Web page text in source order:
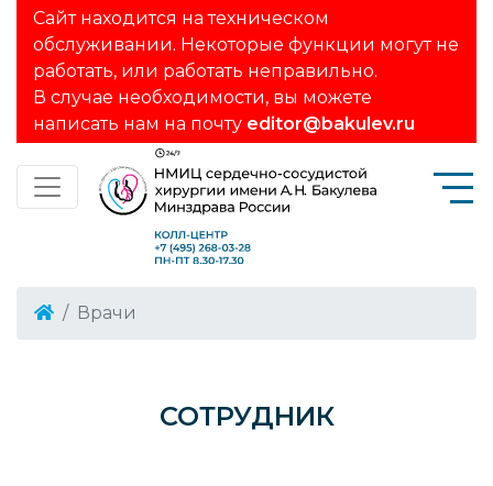
Сайт находится на техническом
обслуживании. Некоторые функции могут не
работать, или работать неправильно.
В случае необходимости, вы можете
написать нам на почту editor@bakulev.ru
Врачи
СОТРУДНИК